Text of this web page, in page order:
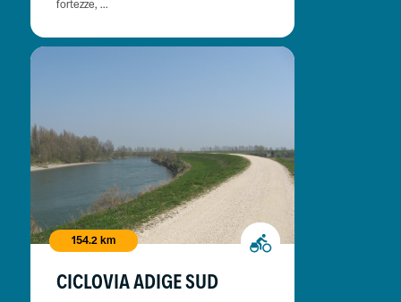
fortezze, ...
154.2 km
CICLOVIA ADIGE SUD